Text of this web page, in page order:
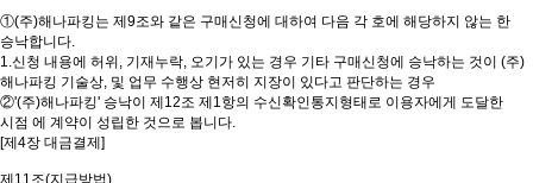
①(주)해나파킹는 제9조와 같은 구매신청에 대하여 다음 각 호에 해당하지 않는 한
승낙합니다.
1.신청 내용에 허위, 기재누락, 오기가 있는 경우 기타 구매신청에 승낙하는 것이 (주)
해나파킹 기술상, 및 업무 수행상 현저히 지장이 있다고 판단하는 경우
②'(주)해나파킹' 승낙이 제12조 제1항의 수신확인통지형태로 이용자에게 도달한
시점 에 계약이 성립한 것으로 봅니다.
[제4장 대금결제]
제11조(지급방법)